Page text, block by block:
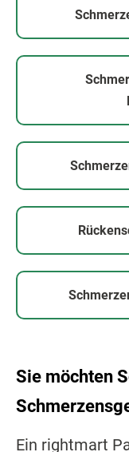
Sie möchten
Ein rightmart